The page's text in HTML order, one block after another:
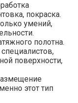
покраска.
умений,
полотна.
поверхности,
этот тип